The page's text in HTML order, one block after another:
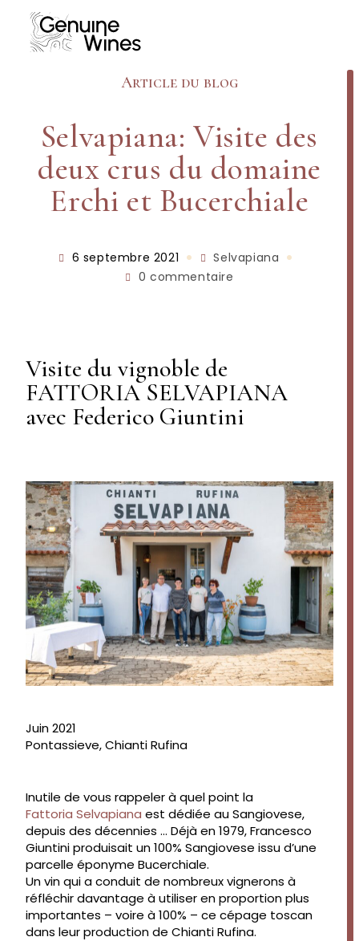
Article du blog
Selvapiana: Visite des
deux crus du domaine
Erchi et Bucerchiale
6 septembre 2021
Selvapiana
0 commentaire
Visite du vignoble de
FATTORIA SELVAPIANA
avec Federico Giuntini
Juin 2021
Pontassieve, Chianti Rufina
Inutile de vous rappeler à quel point la
Fattoria Selvapiana est dédiée au Sangiovese,
depuis des décennies … Déjà en 1979, Francesco
Giuntini produisait un 100% Sangiovese issu d’une
parcelle éponyme Bucerchiale.
Un vin qui a conduit de nombreux vignerons à
réfléchir davantage à utiliser en proportion plus
importantes – voire à 100% – ce cépage toscan
dans leur production de Chianti Rufina.